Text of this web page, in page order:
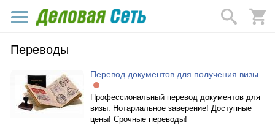
Переводы
Перевод документов для получения визы
Профессиональный перевод документов для
визы. Нотариальное заверение! Доступные
цены! Срочные переводы!